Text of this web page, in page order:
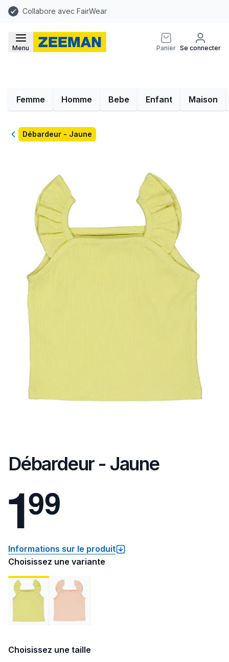
Collabore avec FairWear
Menu Panier Se connecter
Femme Homme Bebe Enfant Maison
RetourDébardeur - Jaune
Débardeur - Jaune
199
Informations sur le produit
Choisissez une variante
Choisissez une taille